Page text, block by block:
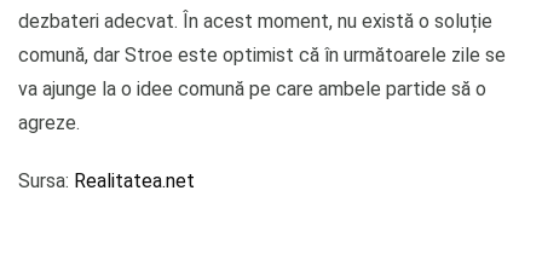
dezbateri adecvat. În acest moment, nu există o soluție
comună, dar Stroe este optimist că în următoarele zile se
va ajunge la o idee comună pe care ambele partide să o
agreze.
Sursa: Realitatea.net